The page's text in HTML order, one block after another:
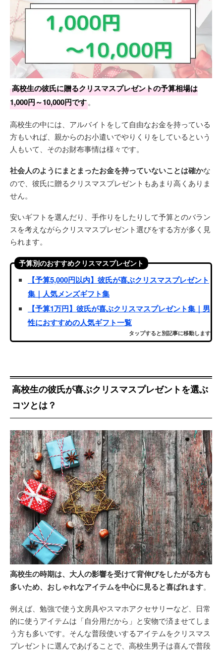
高校生の彼氏に贈るクリスマスプレゼントの予算相場は
1,000円～10,000円です。
高校生の中には、アルバイトをして自由なお金を持っている
方もいれば、親からのお小遣いでやりくりをしているという
人もいて、そのお財布事情は様々です。
社会人のようにまとまったお金を持っていないことは確かな
ので、彼氏に贈るクリスマスプレゼントもあまり高くありま
せん。
安いギフトを選んだり、手作りをしたりして予算とのバラン
スを考えながらクリスマスプレゼント選びをする方が多く見
られます。
予算別のおすすめクリスマスプレゼント
【予算5,000円以内】彼氏が喜ぶクリスマスプレゼント
集｜人気メンズギフト集
【予算1万円】彼氏が喜ぶクリスマスプレゼント集｜男
性におすすめの人気ギフト一覧
タップすると別記事に移動します
高校生の彼氏が喜ぶクリスマスプレゼントを選ぶ
コツとは？
高校生の時期は、大人の影響を受けて背伸びをしたがる方も
多いため、おしゃれなアイテムを中心に見ると喜ばれます。
例えば、勉強で使う文房具やスマホアクセサリーなど、日常
的に使うアイテムは「自分用だから」と安物で済ませてしま
う方も多いです。そんな普段使いするアイテムをクリスマス
プレゼントに選んであげることで、高校生男子は喜んで普段